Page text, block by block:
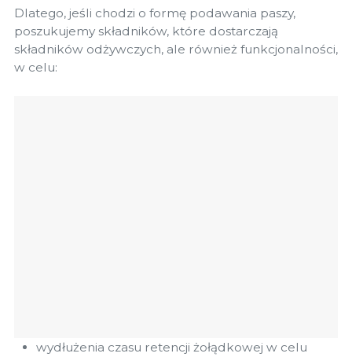
Dlatego, jeśli chodzi o formę podawania paszy,
poszukujemy składników, które dostarczają
składników odżywczych, ale również funkcjonalności,
w celu:
wydłużenia czasu retencji żołądkowej w celu